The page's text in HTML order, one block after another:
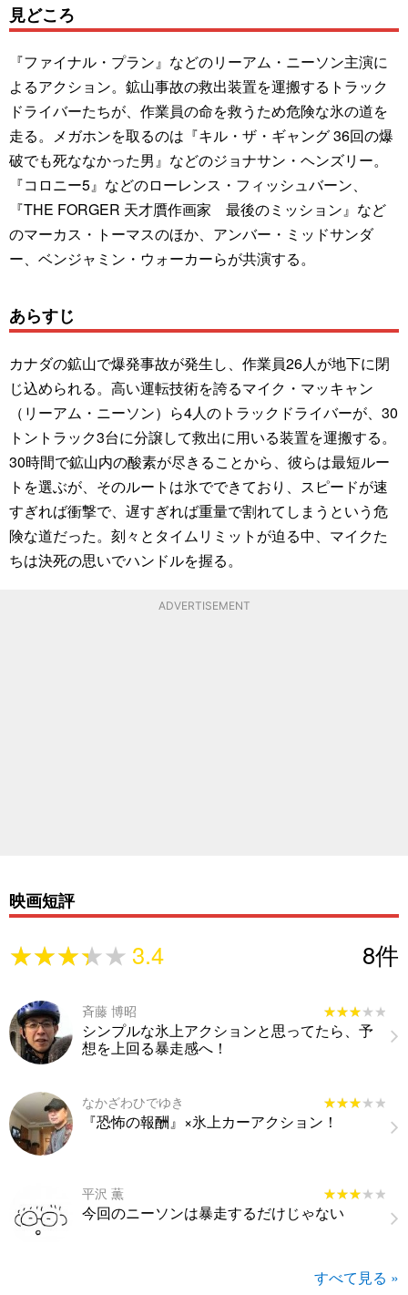
見どころ
『ファイナル・プラン』などのリーアム・ニーソン主演に
よるアクション。鉱山事故の救出装置を運搬するトラック
ドライバーたちが、作業員の命を救うため危険な氷の道を
走る。メガホンを取るのは『キル・ザ・ギャング 36回の爆
破でも死ななかった男』などのジョナサン・ヘンズリー。
『コロニー5』などのローレンス・フィッシュバーン、
『THE FORGER 天才贋作画家 最後のミッション』など
のマーカス・トーマスのほか、アンバー・ミッドサンダ
ー、ベンジャミン・ウォーカーらが共演する。
あらすじ
カナダの鉱山で爆発事故が発生し、作業員26人が地下に閉
じ込められる。高い運転技術を誇るマイク・マッキャン
（リーアム・ニーソン）ら4人のトラックドライバーが、30
トントラック3台に分譲して救出に用いる装置を運搬する。
30時間で鉱山内の酸素が尽きることから、彼らは最短ルー
トを選ぶが、そのルートは氷でできており、スピードが速
すぎれば衝撃で、遅すぎれば重量で割れてしまうという危
険な道だった。刻々とタイムリミットが迫る中、マイクた
ちは決死の思いでハンドルを握る。
ADVERTISEMENT
映画短評
★★★★★
★★★★★ 3.4 8件
斉藤 博昭 ★★★★★
★★★★★
シンプルな氷上アクションと思ってたら、予
想を上回る暴走感へ！
なかざわひでゆき ★★★★★
★★★★★
『恐怖の報酬』×氷上カーアクション！
平沢 薫 ★★★★★
★★★★★
今回のニーソンは暴走するだけじゃない
すべて見る »